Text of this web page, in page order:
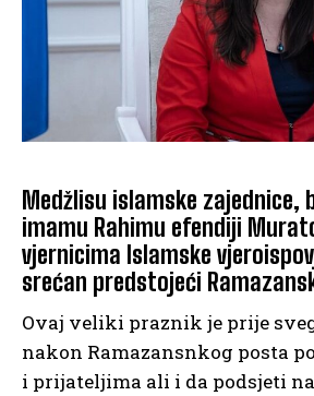
Medžlisu islamske zajednice,
imamu Rahimu efendiji
vjernicima Islamske
srećan predstojeći
Ovaj veliki praznik je prije
nakon Ramazansnkog posta
i prijateljima ali i da podsjeti